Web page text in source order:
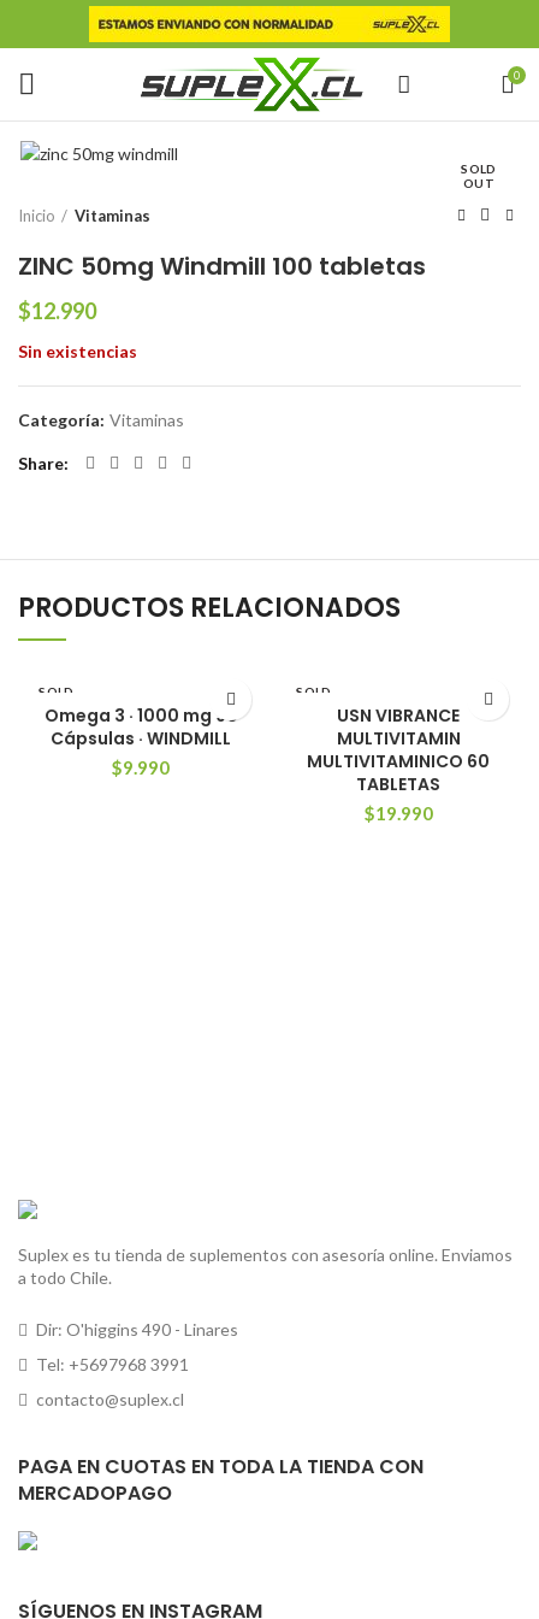
0
SOLD
OUT
Inicio Vitaminas
ZINC 50mg Windmill 100 tabletas
$12.990
Sin existencias
Categoría: Vitaminas
Share
PRODUCTOS RELACIONADOS
SOLD
OUT
Omega 3 · 1000 mg 90
Cápsulas · WINDMILL
$9.990
SOLD
USN VIBRANCE
MULTIVITAMIN
MULTIVITAMINICO 60
TABLETAS
$19.990
Suplex es tu tienda de suplementos con asesoría online. Enviamos
a todo Chile.
Dir: O'higgins 490 - Linares
Tel: +5697968 3991
contacto@suplex.cl
PAGA EN CUOTAS EN TODA LA TIENDA CON
MERCADOPAGO
SÍGUENOS EN INSTAGRAM